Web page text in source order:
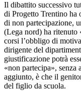
Il dibattito successivo
di Progetto Trentino ha
di non partecipazione,
(Lega nord) ha ritenuto
corsi l’obbligo di
dirigente del
giustificazione potrà
«non partecipa», senza
aggiunto, è che il
del figlio da scuola.